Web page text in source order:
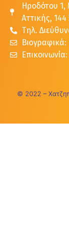
Ηροδότου
Αττικής, 144
Τηλ.
© 2022 –